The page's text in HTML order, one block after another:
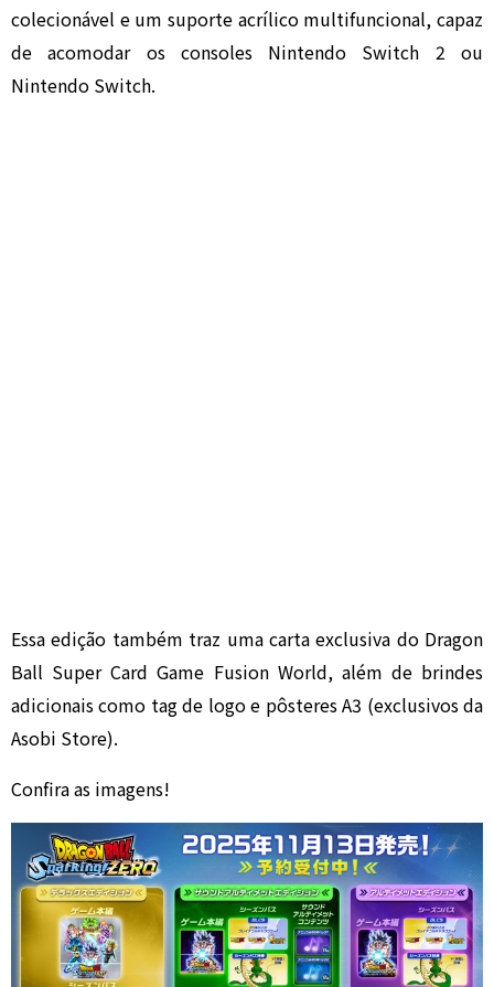
colecionável e um suporte acrílico multifuncional, capaz
de acomodar os consoles Nintendo Switch 2 ou
Nintendo Switch.
Essa edição também traz uma carta exclusiva do Dragon
Ball Super Card Game Fusion World, além de brindes
adicionais como tag de logo e pôsteres A3 (exclusivos da
Asobi Store).
Confira as imagens!